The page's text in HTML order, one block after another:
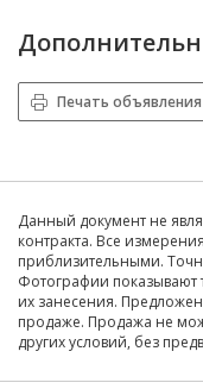
Печать объявления
Данный документ не
контракта. Все
приблизительными.
Фотографии показывают
их занесения.
продаже. Продажа не
других условий, без